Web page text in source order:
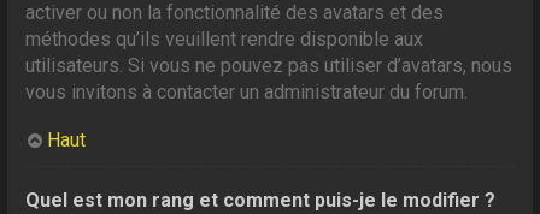
activer ou non la fonctionnalité des avatars et des
méthodes qu’ils veuillent rendre disponible aux
utilisateurs. Si vous ne pouvez pas utiliser d’avatars, nous
vous invitons à contacter un administrateur du forum.
Haut
Quel est mon rang et comment puis-je le modifier ?